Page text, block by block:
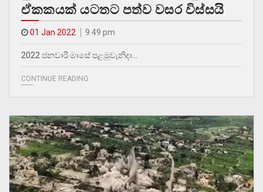
ඒකකයක් යටතට පත්ව වසර විස්සයි
01 Jan 2022 9.49 pm
2022 ජනවාරි මාසේ පළමුවැනිදා…
CONTINUE READING